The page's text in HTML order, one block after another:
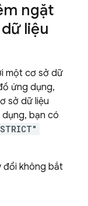
ngặt
liệu
một cơ sở dữ
ứng dụng,
sở dữ liệu
bạn có
đổi không bắt